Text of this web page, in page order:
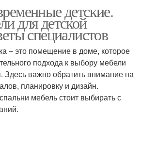
детские.
для детской
специалистов
– это помещение в доме, которое
подхода к выбору мебели
Здесь важно обратить внимание на
планировку и дизайн.
мебель стоит выбирать с